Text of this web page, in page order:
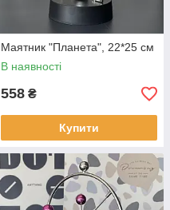
Маятник "Планета", 22*25 см
В наявності
558 ₴
Купити